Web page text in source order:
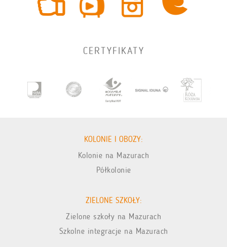
CERTYFIKATY
KOLONIE I OBOZY:
Kolonie na Mazurach
Półkolonie
ZIELONE SZKOŁY:
Zielone szkoły na Mazurach
Szkolne integracje na Mazurach